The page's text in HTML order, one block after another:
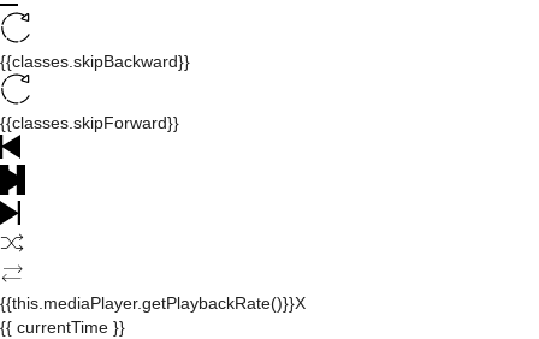
{{classes.skipBackward}}
{{classes.skipForward}}
{{this.mediaPlayer.getPlaybackRate()}}X
{{ currentTime }}